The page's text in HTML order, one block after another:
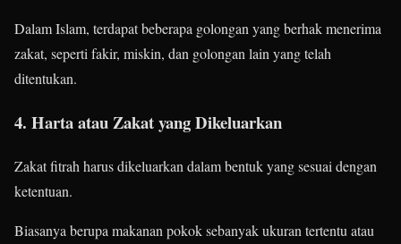
Dalam Islam, terdapat beberapa golongan yang berhak menerima
zakat, seperti fakir, miskin, dan golongan lain yang telah
ditentukan.
4. Harta atau Zakat yang Dikeluarkan
Zakat fitrah harus dikeluarkan dalam bentuk yang sesuai dengan
ketentuan.
Biasanya berupa makanan pokok sebanyak ukuran tertentu atau